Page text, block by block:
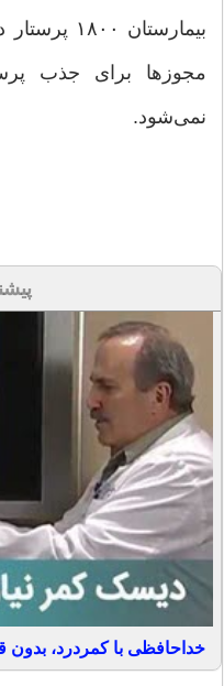
مجوز‌ها برای جذب
نمی‌شود.
خداحافظی با کمردرد،